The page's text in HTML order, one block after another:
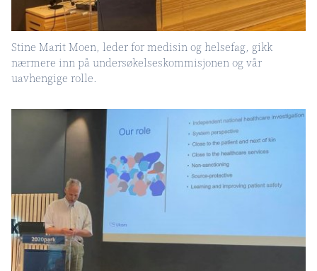
Stine Marit Moen, leder for medisin og helsefag, gikk
nærmere inn på undersøkelseskommisjonen og vår
uavhengige rolle.